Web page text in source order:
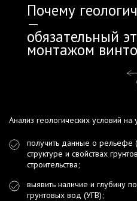
Почему
—
обязательный
монтажом
Анализ геологических условий на
получить данные о рельефе
структуре и свойствах
строительства;
выявить наличие и глубину
грунтовых вод (УГВ);